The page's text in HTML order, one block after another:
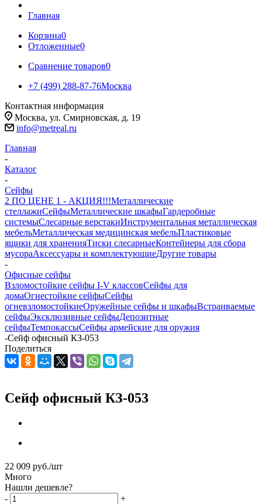
Главная
Корзина0
Отложенные0
Сравнение товаров0
+7 (499) 288-87-76Москва
Контактная информация
Москва, ул. Смирновская, д. 19
info@metreal.ru
Главная
-
Каталог
-
Сейфы
2 ПО ЦЕНЕ 1 - АКЦИЯ!!!Металлические
стеллажиСейфыМеталлические шкафыГардеробные
системыСлесарные верстакиИнструментальная металлическая
мебельМеталлическая медицинская мебельПластиковые
ящики для храненияТиски слесарныеКонтейнеры для сбора
мусораАксессуары и комплектующиеДругие товары
-
Офисные сейфы
Взломостойкие сейфы I-V классовСейфы для
домаОгнестойкие сейфыСейфы
огневзломостойкиеОружейные сейфы и шкафыВстраиваемые
сейфыЭксклюзивные сейфыДепозитные
сейфыТемпокассыСейфы армейские для оружия
-Сейф офисный КЗ-053
Поделиться
Сейф офисный КЗ-053
22 009 руб./шт
Много
Нашли дешевле?
-
+